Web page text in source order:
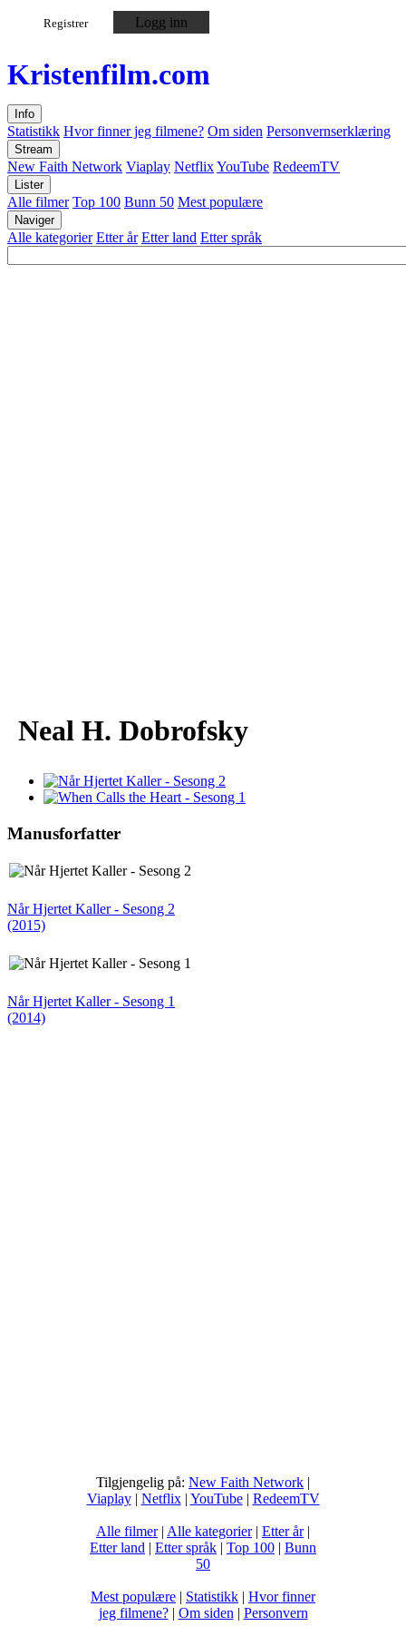
Registrer Logg inn
Kristenfilm.com
Info
Statistikk Hvor finner jeg filmene? Om siden Personvernserklæring
Stream
New Faith Network Viaplay NetflixYouTube RedeemTV
Lister
Alle filmer Top 100 Bunn 50 Mest populære
Naviger
Alle kategorier Etter år Etter land Etter språk
Neal H. Dobrofsky
Manusforfatter
Når Hjertet Kaller - Sesong 2
(2015)
Når Hjertet Kaller - Sesong 1
(2014)
Tilgjengelig på: New Faith Network |
Viaplay| Netflix| YouTube| RedeemTV
Alle filmer| Alle kategorier| Etter år|
Etter land | Etter språk | Top 100 | Bunn
50
Mest populære | Statistikk | Hvor finner
jeg filmene?| Om siden | Personvern